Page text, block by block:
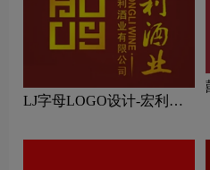
LJ字母LOGO设计-宏利酒